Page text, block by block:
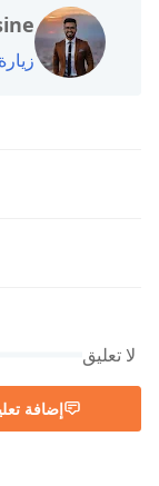
لا تعليق
إضافة